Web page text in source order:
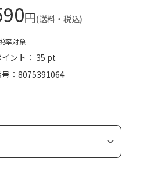
円(送料・税込)
率対象
ント： 35 pt
8075391064